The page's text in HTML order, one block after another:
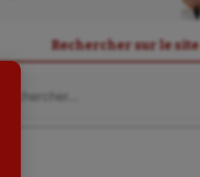
Sport handicap
Sport santé
Sport-entreprise
Rechercher sur le site